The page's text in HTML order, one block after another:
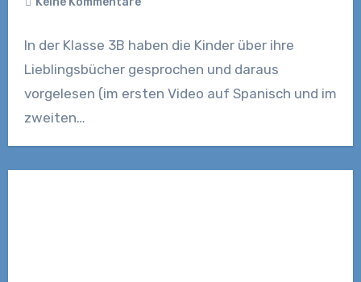
In der Klasse 3B haben die Kinder über ihre
Lieblingsbücher gesprochen und daraus
vorgelesen (im ersten Video auf Spanisch und im
zweiten…